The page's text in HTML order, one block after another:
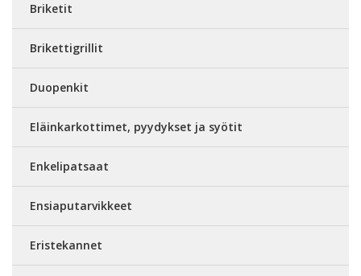
Briketit
Brikettigrillit
Duopenkit
Eläinkarkottimet, pyydykset ja syötit
Enkelipatsaat
Ensiaputarvikkeet
Eristekannet